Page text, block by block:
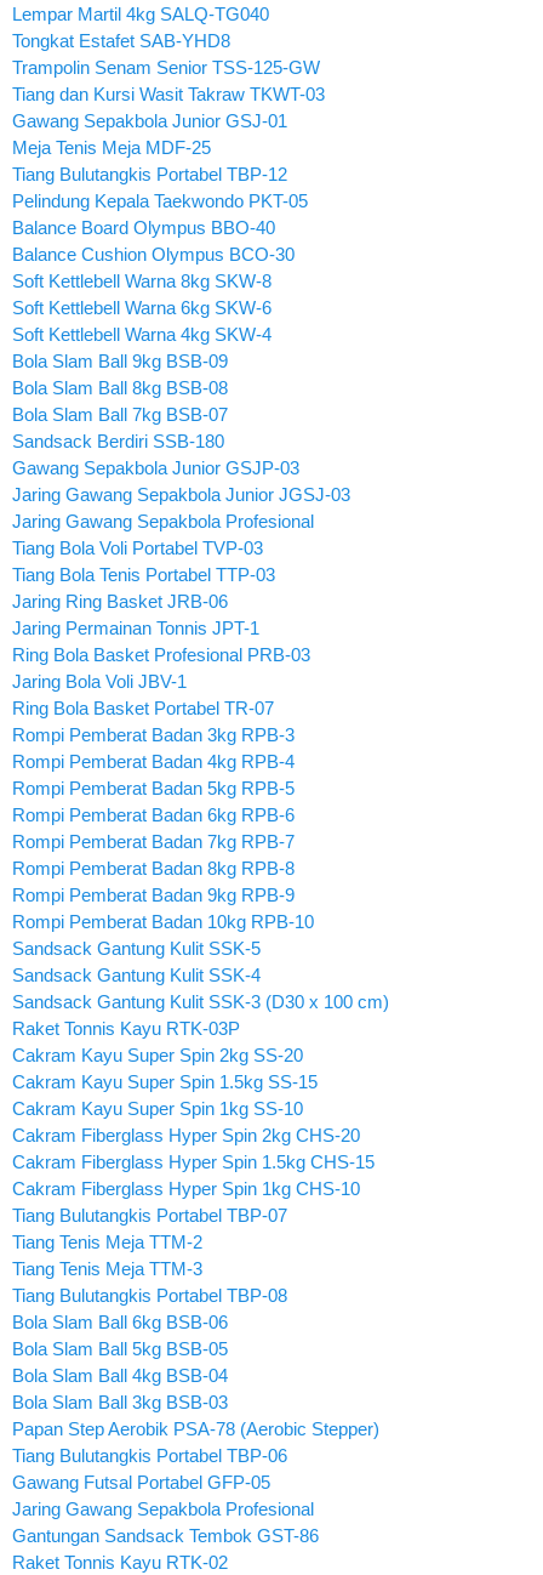
Lempar Martil 4kg SALQ-TG040
Tongkat Estafet SAB-YHD8
Trampolin Senam Senior TSS-125-GW
Tiang dan Kursi Wasit Takraw TKWT-03
Gawang Sepakbola Junior GSJ-01
Meja Tenis Meja MDF-25
Tiang Bulutangkis Portabel TBP-12
Pelindung Kepala Taekwondo PKT-05
Balance Board Olympus BBO-40
Balance Cushion Olympus BCO-30
Soft Kettlebell Warna 8kg SKW-8
Soft Kettlebell Warna 6kg SKW-6
Soft Kettlebell Warna 4kg SKW-4
Bola Slam Ball 9kg BSB-09
Bola Slam Ball 8kg BSB-08
Bola Slam Ball 7kg BSB-07
Sandsack Berdiri SSB-180
Gawang Sepakbola Junior GSJP-03
Jaring Gawang Sepakbola Junior JGSJ-03
Jaring Gawang Sepakbola Profesional
Tiang Bola Voli Portabel TVP-03
Tiang Bola Tenis Portabel TTP-03
Jaring Ring Basket JRB-06
Jaring Permainan Tonnis JPT-1
Ring Bola Basket Profesional PRB-03
Jaring Bola Voli JBV-1
Ring Bola Basket Portabel TR-07
Rompi Pemberat Badan 3kg RPB-3
Rompi Pemberat Badan 4kg RPB-4
Rompi Pemberat Badan 5kg RPB-5
Rompi Pemberat Badan 6kg RPB-6
Rompi Pemberat Badan 7kg RPB-7
Rompi Pemberat Badan 8kg RPB-8
Rompi Pemberat Badan 9kg RPB-9
Rompi Pemberat Badan 10kg RPB-10
Sandsack Gantung Kulit SSK-5
Sandsack Gantung Kulit SSK-4
Sandsack Gantung Kulit SSK-3 (D30 x 100 cm)
Raket Tonnis Kayu RTK-03P
Cakram Kayu Super Spin 2kg SS-20
Cakram Kayu Super Spin 1.5kg SS-15
Cakram Kayu Super Spin 1kg SS-10
Cakram Fiberglass Hyper Spin 2kg CHS-20
Cakram Fiberglass Hyper Spin 1.5kg CHS-15
Cakram Fiberglass Hyper Spin 1kg CHS-10
Tiang Bulutangkis Portabel TBP-07
Tiang Tenis Meja TTM-2
Tiang Tenis Meja TTM-3
Tiang Bulutangkis Portabel TBP-08
Bola Slam Ball 6kg BSB-06
Bola Slam Ball 5kg BSB-05
Bola Slam Ball 4kg BSB-04
Bola Slam Ball 3kg BSB-03
Papan Step Aerobik PSA-78 (Aerobic Stepper)
Tiang Bulutangkis Portabel TBP-06
Gawang Futsal Portabel GFP-05
Jaring Gawang Sepakbola Profesional
Gantungan Sandsack Tembok GST-86
Raket Tonnis Kayu RTK-02